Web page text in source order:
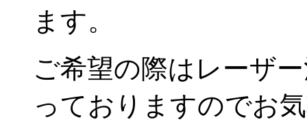
ます。
ご希望の際はレーザ
っておりますのでお